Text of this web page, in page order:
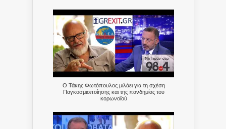
Ο Τάκης Φωτόπουλος μιλάει για τη σχέση
Παγκοσμιοποίησης και της πανδημίας του
κορωνοϊού